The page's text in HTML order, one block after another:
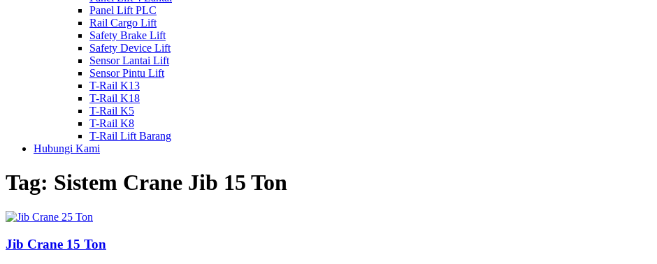
Panel Lift PLC
Rail Cargo Lift
Safety Brake Lift
Safety Device Lift
Sensor Lantai Lift
Sensor Pintu Lift
T-Rail K13
T-Rail K18
T-Rail K5
T-Rail K8
T-Rail Lift Barang
Hubungi Kami
Tag: Sistem Crane Jib 15 Ton
Jib Crane 15 Ton